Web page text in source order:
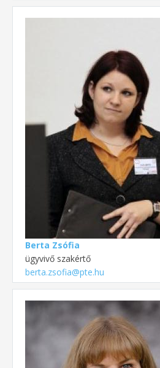
Berta Zsófia
ügyvivő szakértő
berta.zsofia@pte.hu